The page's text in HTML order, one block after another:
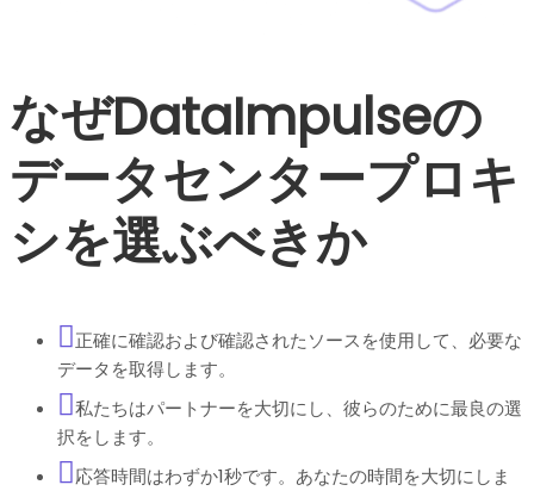
なぜDataImpulseの
データセンタープロキ
シを選ぶべきか
正確に確認および確認されたソースを使用して、必要な
データを取得します。
私たちはパートナーを大切にし、彼らのために最良の選
択をします。
応答時間はわずか1秒です。あなたの時間を大切にしま